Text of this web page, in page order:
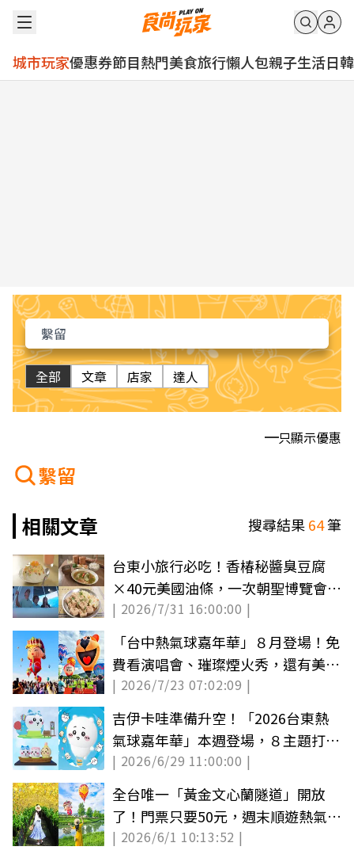
城市玩家優惠券節目熱門美食旅行懶人包親子生活日韓
全部 文章 店家 達人
只顯示優惠
繫留
相關文章
搜尋結果64筆
台東小旅行必吃！香椿秘醬臭豆腐
×40元美國油條，一次朝聖博覽會＋
博物館住宿
| 2026/7/31 16:00:00 |
「台中熱氣球嘉年華」８月登場！免
費看演唱會、璀璨煙火秀，還有美食
市集
| 2026/7/23 07:02:09 |
吉伊卡哇準備升空！「2026台東熱
氣球嘉年華」本週登場，８主題打卡
點搶先看
| 2026/6/29 11:00:00 |
全台唯一「黃金文心蘭隧道」開放
了！門票只要50元，週末順遊熱氣球
嘉年華
| 2026/6/1 10:13:52 |